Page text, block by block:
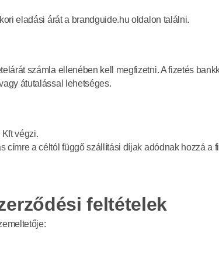
eladási árát a brandguide.hu oldalon találni.
számla ellenében kell megfizetni. A fizetés
átutalással lehetséges.
végzi.
címre a céltól függő szállítási díjak adódnak hozzá a
feltételek